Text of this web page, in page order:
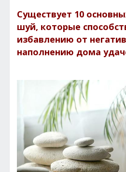
Существует 10
шуй, которые
избавлению от
наполнению дома